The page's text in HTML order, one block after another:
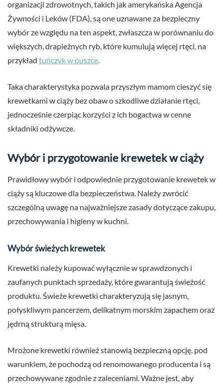
organizacji zdrowotnych, takich jak amerykańska Agencja
Żywności i Leków (FDA), są one uznawane za bezpieczny
wybór ze względu na ten aspekt, zwłaszcza w porównaniu do
większych, drapieżnych ryb, które kumulują więcej rtęci, na
przykład tuńczyk w puszce
Taka charakterystyka pozwala przyszłym mamom cieszyć się
krewetkami w ciąży bez obaw o szkodliwe działanie rtęci,
jednocześnie czerpiąc korzyści z ich bogactwa w cenne
składniki odżywcze.
Wybór i przygotowanie krewetek w ciąży
Prawidłowy wybór i odpowiednie przygotowanie krewetek w
ciąży są kluczowe dla bezpieczeństwa. Należy zwrócić
szczególną uwagę na najważniejsze zasady dotyczące zakupu,
przechowywania i higieny w kuchni.
Wybór świeżych krewetek
Krewetki należy kupować wyłącznie w sprawdzonych i
zaufanych punktach sprzedaży, które gwarantują świeżość
produktu. Świeże krewetki charakteryzują się jasnym,
połyskliwym pancerzem, delikatnym morskim zapachem oraz
jędrną strukturą mięsa.
Mrożone krewetki również stanowią bezpieczną opcję, pod
warunkiem, że pochodzą od renomowanego producenta i są
przechowywane zgodnie z zaleceniami. Ważne jest, aby